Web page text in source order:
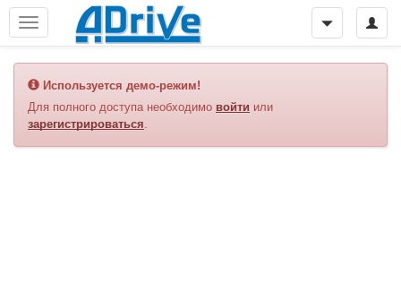
Используется демо-режим!
Для полного доступа необходимо войти или
зарегистрироваться.